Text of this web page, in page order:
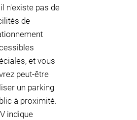
n'existe pas de
de
et vous
peut-être
un parking
à proximité.
indique